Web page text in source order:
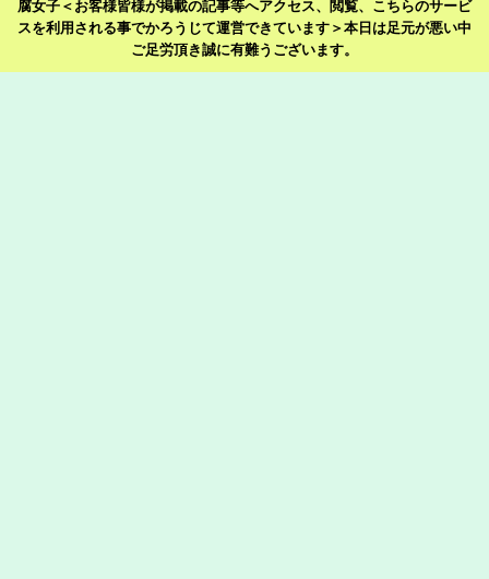
腐女子＜お客様皆様が掲載の記事等へアクセス、閲覧、こちらのサービ
スを利用される事でかろうじて運営できています＞本日は足元が悪い中
ご足労頂き誠に有難うございます。